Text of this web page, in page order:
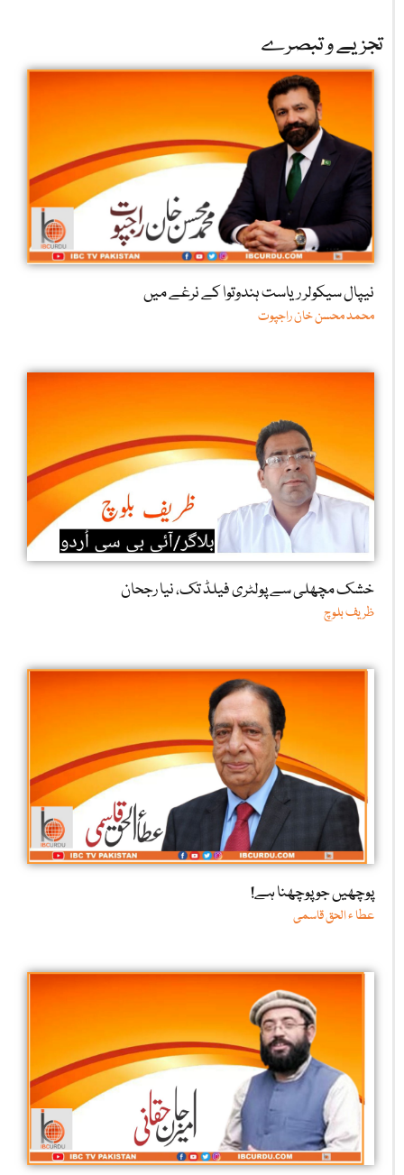
تجزیے و تبصرے
نیپال سیکولر ریاست ہندوتوا کے نرغے میں
محمد محسن خان راجپوت
خشک مچھلی سے پولٹری فیلڈ تک، نیا رجحان
ظریف بلوچ
پوچھیں جو پوچھنا ہے!
عطا ء الحق قاسمی